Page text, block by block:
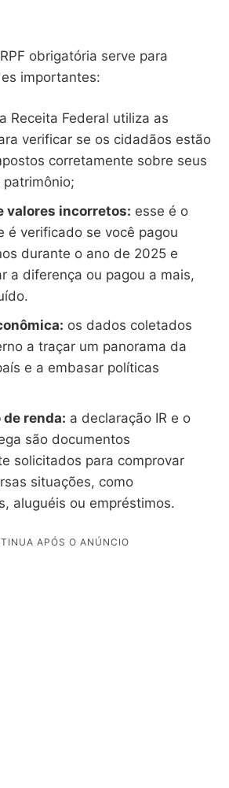
obrigatória serve para
importantes:
a Receita Federal utiliza as
verificar se os cidadãos estão
corretamente sobre seus
valores incorretos: esse é o
é verificado se você pagou
durante o ano de 2025 e
a diferença ou pagou a mais,
os dados coletados
a traçar um panorama da
e a embasar políticas
de renda: a declaração IR e o
são documentos
solicitados para comprovar
situações, como
aluguéis ou empréstimos.